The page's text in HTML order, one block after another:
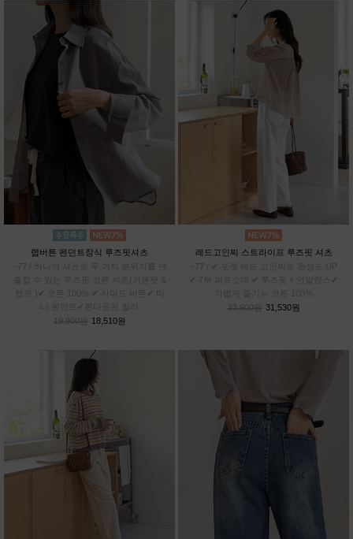
랩버튼 펜던트장식 루즈핏셔츠
~77 / 하나의 셔츠로 두 가지 분위기를 연
출할 수 있는 루즈핏 코튼 셔츠(기본핏 &
랩핏 )✔ 코튼 100% ✔ 사이드 버튼✔ 미
니 펜던트✔톤다운된 컬러
19,900원 18,510원
레드고인찌 스트라이프 루즈핏 셔츠
~77 / ✔ 포켓 레드 고인찌로 완성도 UP
✔ 7부 퍼프소매 ✔ 루즈핏 + 언발란스✔
33,900원 31,530원